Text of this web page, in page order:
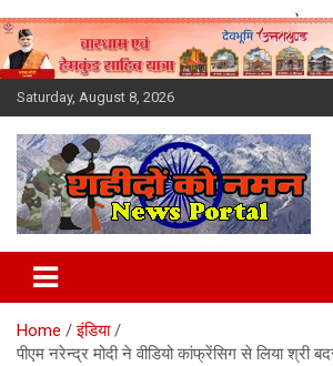
Skip
to
content
Saturday, August 8, 2026
Latest News Today,
News, Uttarakhand
Hindi
Home
इंडिया
पीएम नरेन्द्र मोदी ने वीडियो कांफ्रेंसिग से लिया श्री